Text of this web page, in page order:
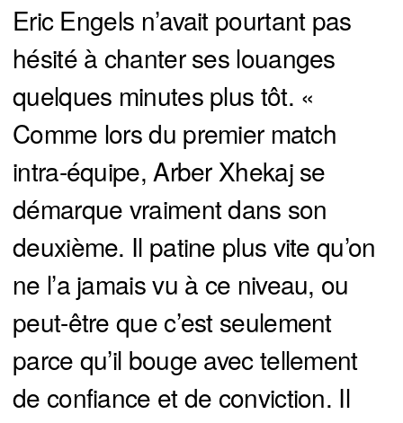
Eric Engels n’avait pourtant pas
hésité à chanter ses louanges
quelques minutes plus tôt. «
Comme lors du premier match
intra-équipe, Arber Xhekaj se
démarque vraiment dans son
deuxième. Il patine plus vite qu’on
ne l’a jamais vu à ce niveau, ou
peut-être que c’est seulement
parce qu’il bouge avec tellement
de confiance et de conviction. Il